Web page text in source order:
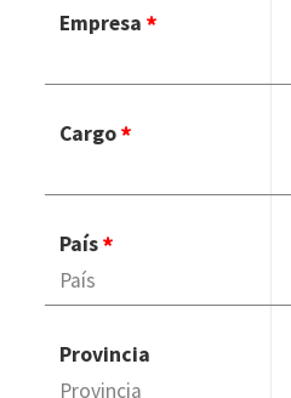
Empresa
Cargo
País
Provincia